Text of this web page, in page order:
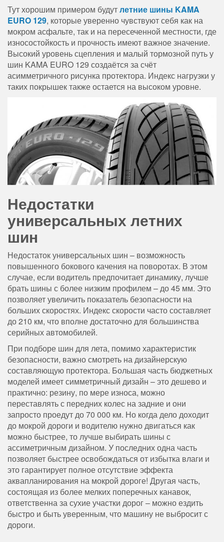
Тут хорошим примером будутлетние шины KAMA
EURO 129, которые уверенно чувствуют себя как на
мокром асфальте, так и на пересеченной местности, где
износостойкость и прочность имеют важное значение.
Высокий уровень сцепления и малый тормозной путь у
шин KAMA EURO 129 создаётся за счёт
асимметричного рисунка протектора. Индекс нагрузки у
таких покрышек также остается на высоком уровне.
Недостатки
универсальных летних
шин
Недостаток универсальных шин – возможность
повышенного бокового качения на поворотах. В этом
случае, если водитель предпочитает динамику, лучше
брать шины с более низким профилем – до 45 мм. Это
позволяет увеличить показатель безопасности на
больших скоростях. Индекс скорости часто составляет
до 210 км, что вполне достаточно для большинства
серийных автомобилей.
При подборе шин для лета, помимо характеристик
безопасности, важно смотреть на дизайнерскую
составляющую протектора. Большая часть бюджетных
моделей имеет симметричный дизайн – это дешево и
практично: резину, по мере износа, можно
переставлять с передних колес на задние и они
запросто проедут до 70 000 км. Но когда дело доходит
до мокрой дороги и водителю нужно двигаться как
можно быстрее, то лучше выбирать шины с
ассиметричным дизайном. У последних одна часть
позволяет быстрее освобождаться от избытка влаги и
это гарантирует полное отсутствие эффекта
аквапланирования на мокрой дороге! Другая часть,
состоящая из более мелких поперечных канавок,
ответственна за сухие участки дорог – можно ездить
быстро и быть уверенным, что машину не выбросит с
дороги.